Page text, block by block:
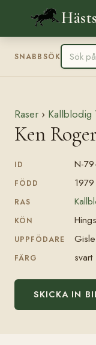
SNABBSÖK
Raser › Kallblodig
Ken
ID N-
FÖDD 1979
RAS
KÖN
UPPFÖDARE
FÄRG svart
SKICKA IN